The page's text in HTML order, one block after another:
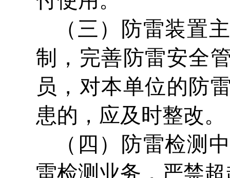
（三）防雷装置
制，完善防雷安全
员，对本单位的防
患的，应及时整改。
（四）防雷检测
雷检测业务，严禁